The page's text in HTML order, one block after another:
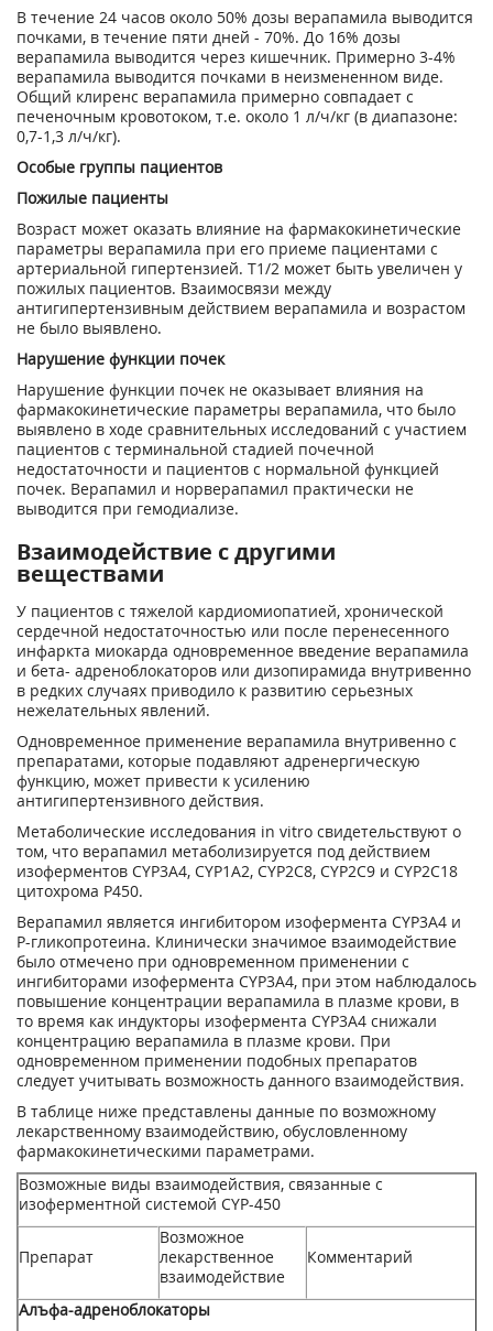
В течение 24 часов около 50% дозы верапамила выводится
почками, в течение пяти дней - 70%. До 16% дозы
верапамила выводится через кишечник. Примерно 3-4%
верапамила выводится почками в неизмененном виде.
Общий клиренс верапамила примерно совпадает с
печеночным кровотоком, т.е. около 1 л/ч/кг (в диапазоне:
0,7-1,3 л/ч/кг).
Особые группы пациентов
Пожилые пациенты
Возраст может оказать влияние на фармакокинетические
параметры верапамила при его приеме пациентами с
артериальной гипертензией. Т1/2 может быть увеличен у
пожилых пациентов. Взаимосвязи между
антигипертензивным действием верапамила и возрастом
не было выявлено.
Нарушение функции почек
Нарушение функции почек не оказывает влияния на
фармакокинетические параметры верапамила, что было
выявлено в ходе сравнительных исследований с участием
пациентов с терминальной стадией почечной
недостаточности и пациентов с нормальной функцией
почек. Верапамил и норверапамил практически не
выводится при гемодиализе.
Взаимодействие с другими
веществами
У пациентов с тяжелой кардиомиопатией, хронической
сердечной недостаточностью или после перенесенного
инфаркта миокарда одновременное введение верапамила
и бета- адреноблокаторов или дизопирамида внутривенно
в редких случаях приводило к развитию серьезных
нежелательных явлений.
Одновременное применение верапамила внутривенно с
препаратами, которые подавляют адренергическую
функцию, может привести к усилению
антигипертензивного действия.
Метаболические исследования in vitro свидетельствуют о
том, что верапамил метаболизируется под действием
изоферментов CYP3A4, CYP1A2, CYP2C8, CYP2C9 и CYP2C18
цитохрома Р450.
Верапамил является ингибитором изофермента CYP3A4 и
Р-гликопротеина. Клинически значимое взаимодействие
было отмечено при одновременном применении с
ингибиторами изофермента CYP3A4, при этом наблюдалось
повышение концентрации верапамила в плазме крови, в
то время как индукторы изофермента CYP3A4 снижали
концентрацию верапамила в плазме крови. При
одновременном применении подобных препаратов
следует учитывать возможность данного взаимодействия.
В таблице ниже представлены данные по возможному
лекарственному взаимодействию, обусловленному
фармакокинетическими параметрами.
Возможные виды взаимодействия, связанные с
изоферментной системой CYP-450
Препарат
Возможное
лекарственное
взаимодействие
Комментарий
Алъфа-адреноблокаторы